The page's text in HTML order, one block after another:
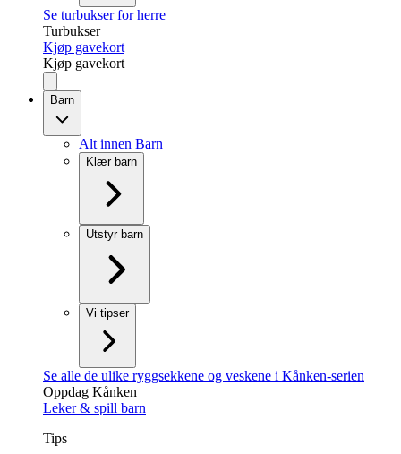
Se turbukser for herre
Turbukser
Kjøp gavekort
Kjøp gavekort
Barn
Alt innen Barn
Klær barn
Utstyr barn
Vi tipser
Se alle de ulike ryggsekkene og veskene i Kånken-serien
Oppdag Kånken
Leker & spill barn
Tips